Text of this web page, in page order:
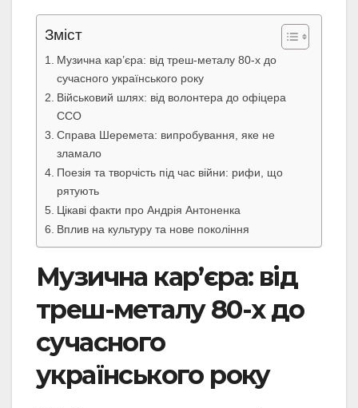
Зміст
Музична кар’єра: від треш-металу 80-х до
сучасного українського року
Військовий шлях: від волонтера до офіцера
ССО
Справа Шеремета: випробування, яке не
зламало
Поезія та творчість під час війни: рифи, що
рятують
Цікаві факти про Андрія Антоненка
Вплив на культуру та нове покоління
Музична кар’єра: від
треш-металу 80-х до
сучасного
українського року